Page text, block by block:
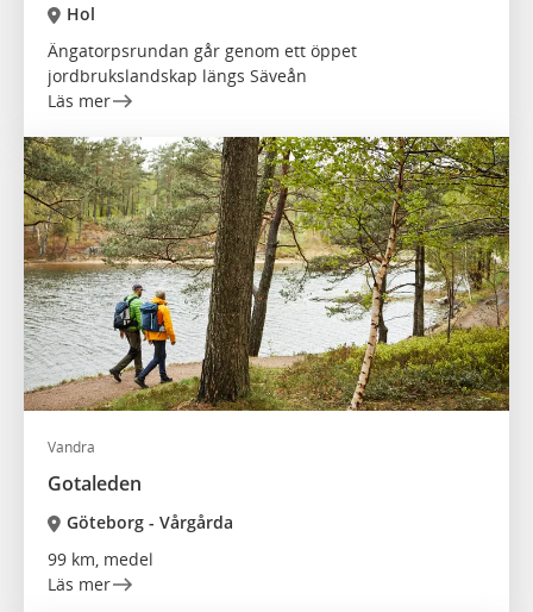
Hol
Ängatorpsrundan går genom ett öppet
jordbrukslandskap längs Säveån
Läs mer
Vandra
Gotaleden
Göteborg - Vårgårda
99 km, medel
Läs mer